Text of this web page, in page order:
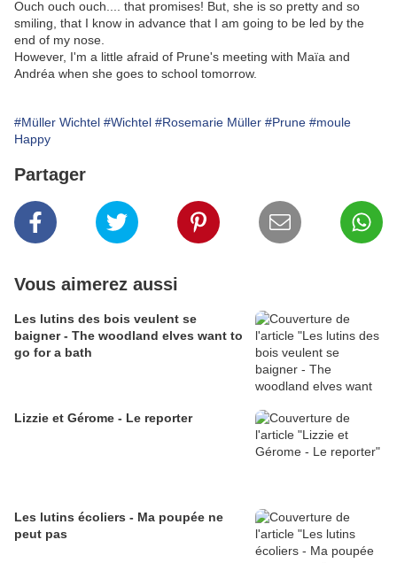
Ouch ouch ouch.... that promises! But, she is so pretty and so
smiling, that I know in advance that I am going to be led by the
end of my nose.
However, I'm a little afraid of Prune's meeting with Maïa and
Andréa when she goes to school tomorrow.
#Müller Wichtel #Wichtel #Rosemarie Müller #Prune #moule
Happy
Partager
Vous aimerez aussi
Les lutins des bois veulent se
baigner - The woodland elves want to
go for a bath
Lizzie et Gérome - Le reporter
Les lutins écoliers - Ma poupée ne
peut pas